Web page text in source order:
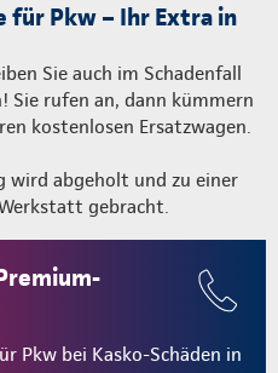
für Pkw – Ihr Extra in
Sie auch im Schadenfall
Sie rufen an, dann kümmern
kostenlosen Ersatzwagen.
wird abgeholt und zu einer
gebracht.
Pkw bei Kasko-Schäden in